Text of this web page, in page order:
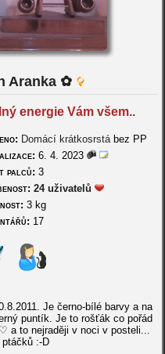
Aranka ✿
energie Vám všem..
Domácí krátkosrstábez PP
6. 4. 2023
palců: 3
24 uživatelů
3 kg
17
Je černo-bílé barvy a na
puntík. Je to rošťák co pořád
a to nejraději v noci v posteli...
:-D